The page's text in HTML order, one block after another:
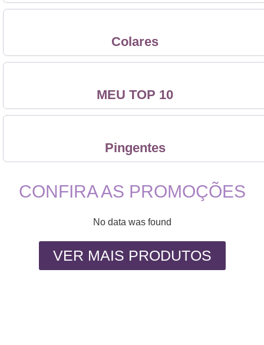
Colares
MEU TOP 10
Pingentes
CONFIRA AS PROMOÇÕES
No data was found
VER MAIS PRODUTOS